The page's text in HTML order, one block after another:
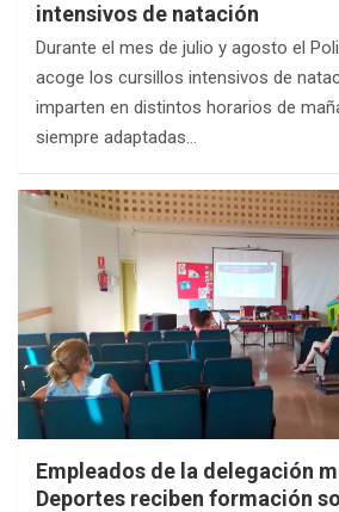
intensivos de natación
Durante el mes de julio y agosto el
acoge los cursillos intensivos de
imparten en distintos horarios de
siempre adaptadas…
Empleados de la delegación
Deportes reciben formación